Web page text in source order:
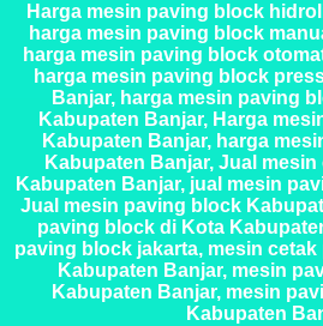
Harga mesin paving block
harga mesin paving block
harga mesin paving block
harga mesin paving block
Banjar, harga mesin paving
Kabupaten Banjar, Harga
Kabupaten Banjar, harga
Kabupaten Banjar, Jual
Kabupaten Banjar, jual mesin
Jual mesin paving block
paving block di Kota
paving block jakarta, mesin
Kabupaten Banjar, mesin
Kabupaten Banjar, mesin
Kabupaten